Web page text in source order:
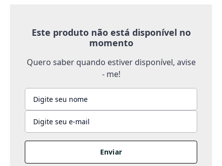
Este produto não está disponível no
momento
Quero saber quando estiver disponível, avise
- me!
Enviar